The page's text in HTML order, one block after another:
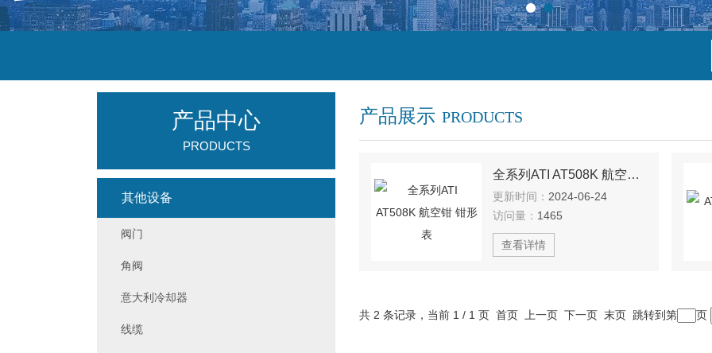
产品展示 PRODUCTS
全系列ATI AT508K 航空钳 钳形表
更新时间： 2024-06-24
访问量： 1465
查看详情
共 2 条记录，当前 1 / 1 页 首页 上一页 下一页 末页 跳转到第 页
产品中心
PRODUCTS
其他设备
阀门
角阀
意大利冷却器
线缆